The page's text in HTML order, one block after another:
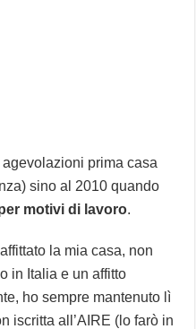
prima casa
sino al 2010 quando
motivi di lavoro.
la mia casa, non
in Italia e un affitto
ho sempre mantenuto lì
iscritta all’AIRE (lo farò in